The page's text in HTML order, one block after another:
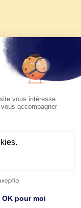
2026 de KTO
pape Léon
sur KTO le
Argentine et
2026
légales